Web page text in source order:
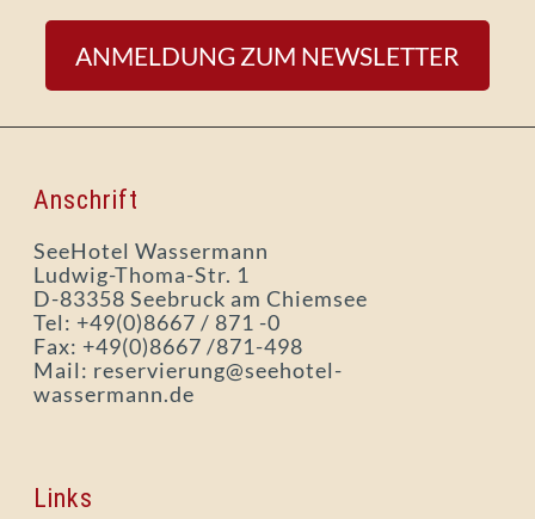
ANMELDUNG ZUM NEWSLETTER
Anschrift
SeeHotel Wassermann
Ludwig-Thoma-Str. 1
D-83358 Seebruck am Chiemsee
Tel: +49(0)8667 / 871 -0
Fax: +49(0)8667 /871-498
Mail: reservierung@seehotel-
wassermann.de
Links